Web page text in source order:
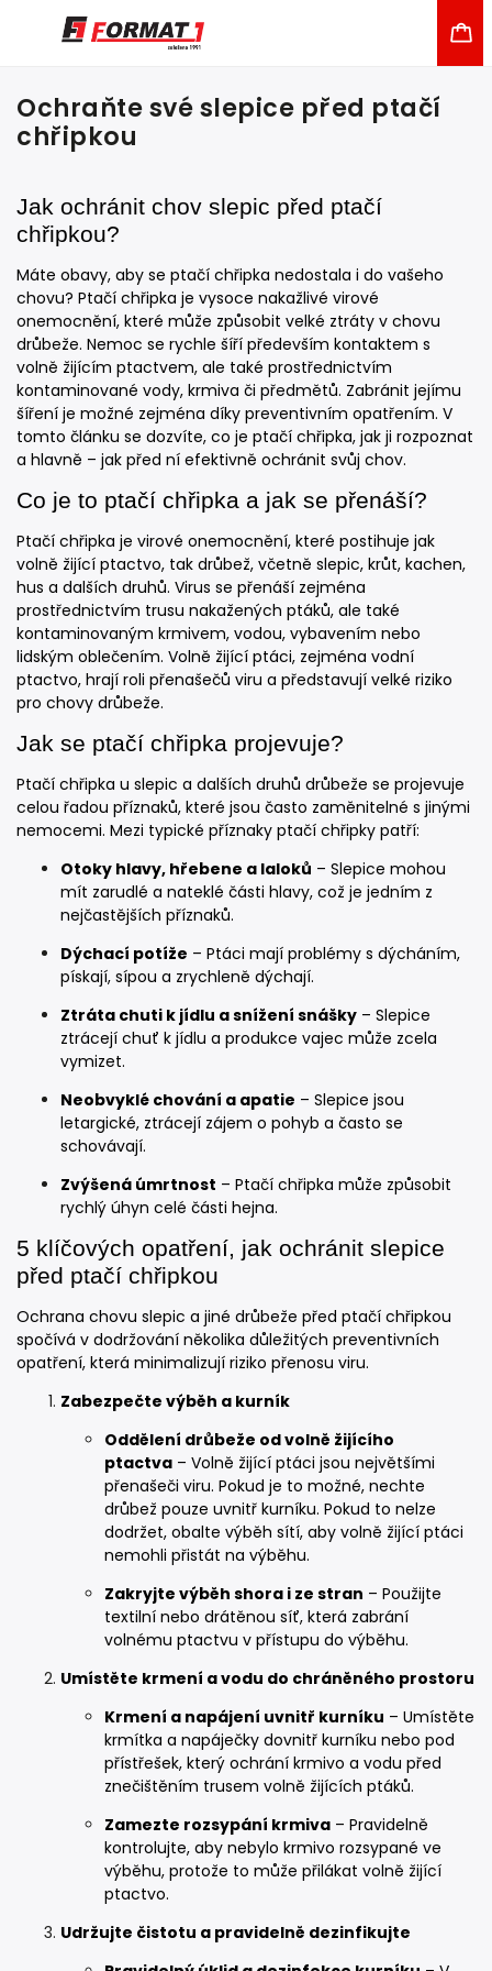
Ochraňte své slepice před ptačí
chřipkou
Jak ochránit chov slepic před ptačí
chřipkou?
Máte obavy, aby se ptačí chřipka nedostala i do vašeho
chovu? Ptačí chřipka je vysoce nakažlivé virové
onemocnění, které může způsobit velké ztráty v chovu
drůbeže. Nemoc se rychle šíří především kontaktem s
volně žijícím ptactvem, ale také prostřednictvím
kontaminované vody, krmiva či předmětů. Zabránit jejímu
šíření je možné zejména díky preventivním opatřením. V
tomto článku se dozvíte, co je ptačí chřipka, jak ji rozpoznat
a hlavně – jak před ní efektivně ochránit svůj chov.
Co je to ptačí chřipka a jak se přenáší?
Ptačí chřipka je virové onemocnění, které postihuje jak
volně žijící ptactvo, tak drůbež, včetně slepic, krůt, kachen,
hus a dalších druhů. Virus se přenáší zejména
prostřednictvím trusu nakažených ptáků, ale také
kontaminovaným krmivem, vodou, vybavením nebo
lidským oblečením. Volně žijící ptáci, zejména vodní
ptactvo, hrají roli přenašečů viru a představují velké riziko
pro chovy drůbeže.
Jak se ptačí chřipka projevuje?
Ptačí chřipka u slepic a dalších druhů drůbeže se projevuje
celou řadou příznaků, které jsou často zaměnitelné s jinými
nemocemi. Mezi typické příznaky ptačí chřipky patří:
Otoky hlavy, hřebene a laloků – Slepice mohou
mít zarudlé a nateklé části hlavy, což je jedním z
nejčastějších příznaků.
Dýchací potíže – Ptáci mají problémy s dýcháním,
pískají, sípou a zrychleně dýchají.
Ztráta chuti k jídlu a snížení snášky – Slepice
ztrácejí chuť k jídlu a produkce vajec může zcela
vymizet.
Neobvyklé chování a apatie – Slepice jsou
letargické, ztrácejí zájem o pohyb a často se
schovávají.
Zvýšená úmrtnost – Ptačí chřipka může způsobit
rychlý úhyn celé části hejna.
5 klíčových opatření, jak ochránit slepice
před ptačí chřipkou
Ochrana chovu slepic a jiné drůbeže před ptačí chřipkou
spočívá v dodržování několika důležitých preventivních
opatření, která minimalizují riziko přenosu viru.
Zabezpečte výběh a kurník
Oddělení drůbeže od volně žijícího
ptactva – Volně žijící ptáci jsou největšími
přenašeči viru. Pokud je to možné, nechte
drůbež pouze uvnitř kurníku. Pokud to nelze
dodržet, obalte výběh sítí, aby volně žijící ptáci
nemohli přistát na výběhu.
Zakryjte výběh shora i ze stran – Použijte
textilní nebo drátěnou síť, která zabrání
volnému ptactvu v přístupu do výběhu.
Umístěte krmení a vodu do chráněného prostoru
Krmení a napájení uvnitř kurníku – Umístěte
krmítka a napáječky dovnitř kurníku nebo pod
přístřešek, který ochrání krmivo a vodu před
znečištěním trusem volně žijících ptáků.
Zamezte rozsypání krmiva – Pravidelně
kontrolujte, aby nebylo krmivo rozsypané ve
výběhu, protože to může přilákat volně žijící
ptactvo.
Udržujte čistotu a pravidelně dezinfikujte